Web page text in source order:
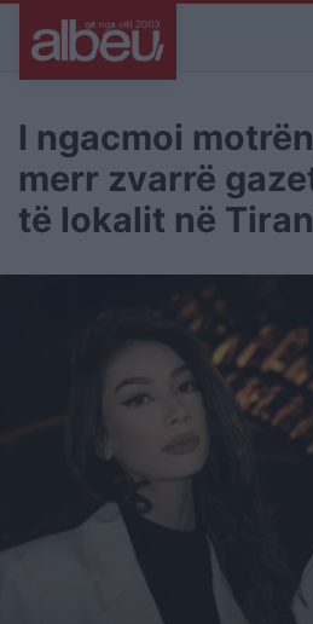
I ngacmoi
merr zvarrë
të lokalit në